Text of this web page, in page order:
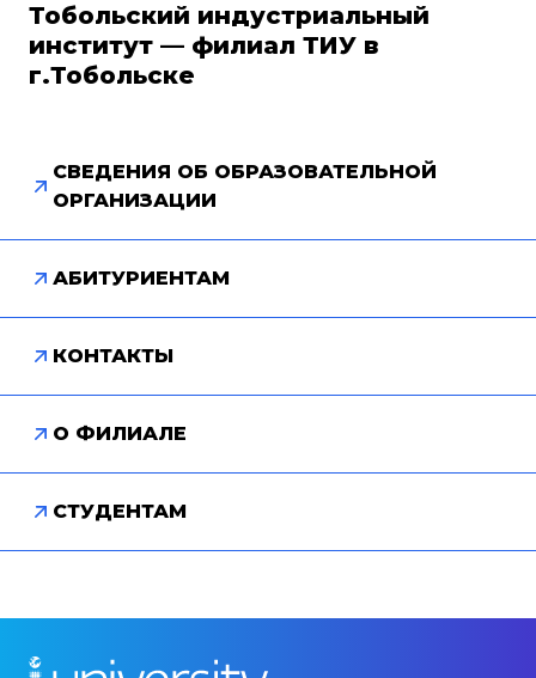
Тобольский индустриальный
институт — филиал ТИУ в
г.Тобольске
СВЕДЕНИЯ ОБ ОБРАЗОВАТЕЛЬНОЙ
ОРГАНИЗАЦИИ
АБИТУРИЕНТАМ
КОНТАКТЫ
О ФИЛИАЛЕ
СТУДЕНТАМ